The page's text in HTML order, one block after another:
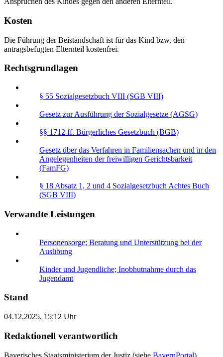
Kosten
Die Führung der Beistandschaft ist für das Kind bzw. den
antragsbefugten Elternteil kostenfrei.
Rechtsgrundlagen
§ 55 Sozialgesetzbuch VIII (SGB VIII)
Gesetz zur Ausführung der Sozialgesetze (AGSG)
§§ 1712 ff. Bürgerliches Gesetzbuch (BGB)
Gesetz über das Verfahren in Familiensachen und in den
Angelegenheiten der freiwilligen Gerichtsbarkeit
(FamFG)
§ 18 Absatz 1, 2 und 4 Sozialgesetzbuch Achtes Buch
(SGB VIII)
Verwandte Leistungen
Personensorge; Beratung und Unterstützung bei der
Ausübung
Kinder und Jugendliche; Inobhutnahme durch das
Jugendamt
Stand
04.12.2025, 15:12 Uhr
Redaktionell verantwortlich
Bayerisches Staatsministerium der Justiz (siehe BayernPortal)